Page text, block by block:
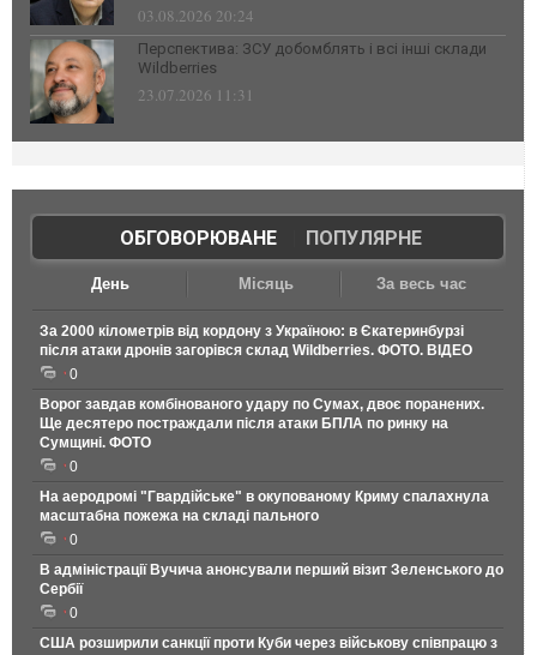
03.08.2026 20:24
Перспектива: ЗСУ добомблять і всі інші склади
Wildberries
23.07.2026 11:31
ОБГОВОРЮВАНЕ| ПОПУЛЯРНЕ
День Місяць За весь час
За 2000 кілометрів від кордону з Україною: в Єкатеринбурзі
після атаки дронів загорівся склад Wildberries. ФОТО. ВІДЕО
0
Ворог завдав комбінованого удару по Сумах, двоє поранених.
Ще десятеро постраждали після атаки БПЛА по ринку на
Сумщині. ФОТО
0
На аеродромі "Гвардійське" в окупованому Криму спалахнула
масштабна пожежа на складі пального
0
В адміністрації Вучича анонсували перший візит Зеленського до
Сербії
0
США розширили санкції проти Куби через військову співпрацю з